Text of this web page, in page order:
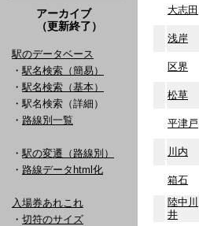
アーカイブ
（更新終了）
駅のデータベース
・ 駅名検索（簡易）
・ 駅名検索（基本）
・駅名検索（詳細）
・ 路線別一覧
・ 駅の変遷（路線別）
・ 路線データhtml化
入場券あれこれ
・ 切符のサイズ
大志田
浅岸
区界
松草
平津戸
川内
箱石
陸中川
井